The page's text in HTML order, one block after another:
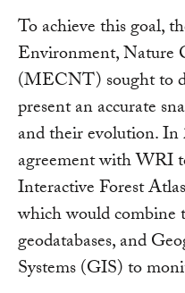
To achieve this goal,
Environment, Nature
(MECNT) sought to
present an accurate
and their evolution.
agreement with WRI
Interactive Forest
which would combine
geodatabases, and
Systems (GIS) to